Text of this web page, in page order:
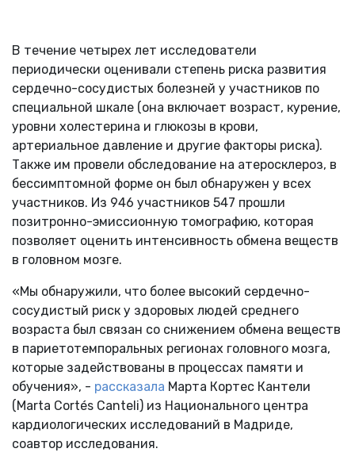
В течение четырех лет исследователи
периодически оценивали степень риска развития
сердечно-сосудистых болезней у участников по
специальной шкале (она включает возраст, курение,
уровни холестерина и глюкозы в крови,
артериальное давление и другие факторы риска).
Также им провели обследование на атеросклероз, в
бессимптомной форме он был обнаружен у всех
участников. Из 946 участников 547 прошли
позитронно-эмиссионную томографию, которая
позволяет оценить интенсивность обмена веществ
в головном мозге.
«Мы обнаружили, что более высокий сердечно-
сосудистый риск у здоровых людей среднего
возраста был связан со снижением обмена веществ
в париетотемпоральных регионах головного мозга,
которые задействованы в процессах памяти и
обучения», - рассказала Марта Кортес Кантели
(Marta Cortés Canteli) из Национального центра
кардиологических исследований в Мадриде,
соавтор исследования.